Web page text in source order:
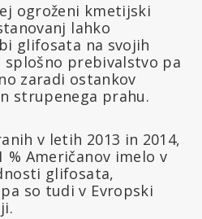
ogroženi kmetijski
lahko
glifosata na svojih
prebivalstvo pa
zaradi ostankov
strupenega prahu.
v letih 2013 in 2014,
% Američanov imelo v
glifosata,
so tudi v Evropski